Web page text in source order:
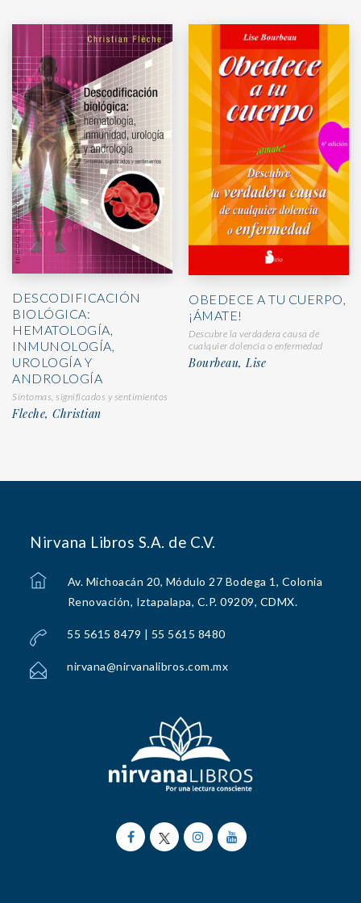
DESCODIFICACIÓN
BIOLÓGICA:
HEMATOLOGÍA,
INMUNOLOGÍA,
UROLOGÍA Y
ANDROLOGÍA
Síntomas, significados y sentimientos
Fleche, Christian
OBEDECE A TU CUERPO,
¡ÁMATE!
Descubre la verdadera causa de
cualquier dolencia o enfermedad
Bourbeau, Lise
Nirvana Libros S.A. de C.V.
Av. Michoacán 20, Módulo 27 Bodega 1, Colonia
Renovación, Iztapalapa, C.P. 09209, CDMX.
55 5615 8479 | 55 5615 8480
nirvana@nirvanalibros.com.mx